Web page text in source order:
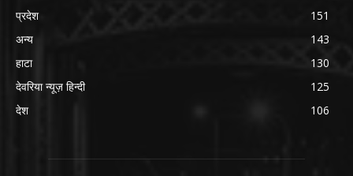
प्रदेश
151
अन्य
143
हाटा
130
देवरिया न्यूज़ हिन्दी
125
देश
106